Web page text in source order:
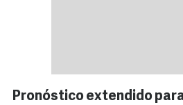
Pronóstico extendido